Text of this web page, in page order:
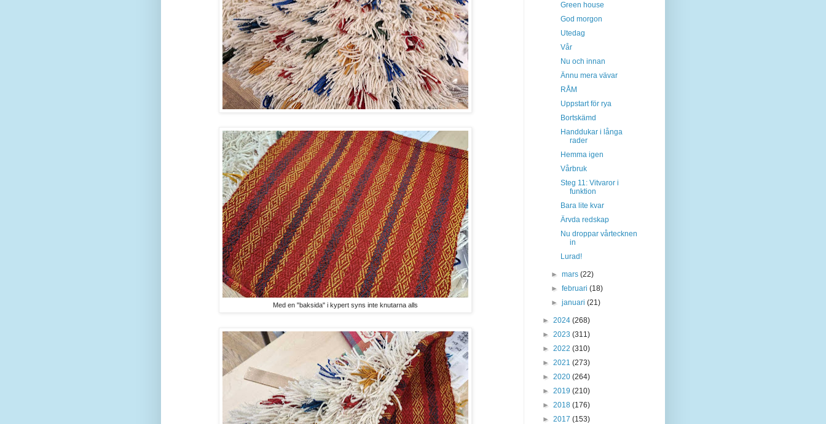
Med en "baksida" i kypert syns inte knutarna alls
Green house
God morgon
Utedag
Vår
Nu och innan
Ännu mera vävar
RÅM
Uppstart för rya
Bortskämd
Handdukar i långa
rader
Hemma igen
Vårbruk
Steg 11: Vitvaror i
funktion
Bara lite kvar
Ärvda redskap
Nu droppar vårtecknen
in
Lurad!
►mars(22)
►februari(18)
►januari(21)
► 2024 (268)
► 2023 (311)
► 2022 (310)
► 2021 (273)
► 2020 (264)
► 2019 (210)
► 2018 (176)
► 2017 (153)